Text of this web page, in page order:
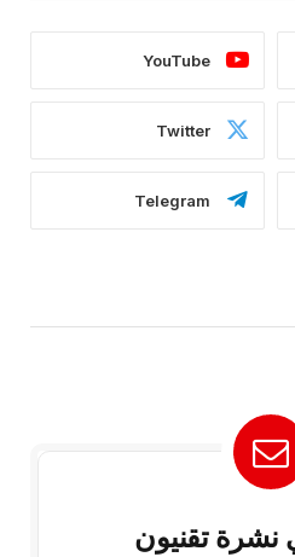
YouTube
Twitter
Telegram
تقنيون